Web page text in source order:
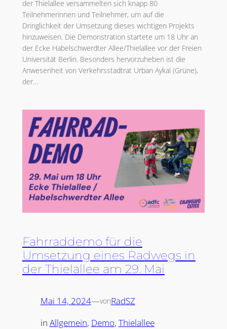
der Thielallee versammelten sich knapp 80
Teilnehmerinnen und Teilnehmer, um auf die
Dringlichkeit der Umsetzung dieses wichtigen Projekts
hinzuweisen. Die Demonstration startete um 18 Uhr an
der Ecke Habelschwerdter Allee/Thielallee vor der Freien
Universität Berlin. Besonders hervorzuheben ist die
Anwesenheit von Verkehrsstadtrat Urban Aykal (Grüne),
der…
Fahrraddemo für die
Umsetzung eines Radwegs in
der Thielallee am 29. Mai
Mai 14, 2024—vonRadSZ
in Allgemein, Demo, Thielallee